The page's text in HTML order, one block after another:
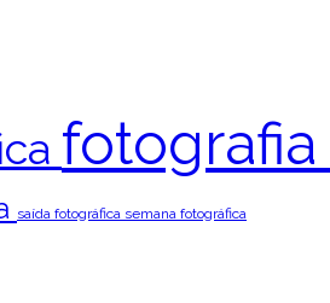
fotografia
saída fotográfica semana fotográfica